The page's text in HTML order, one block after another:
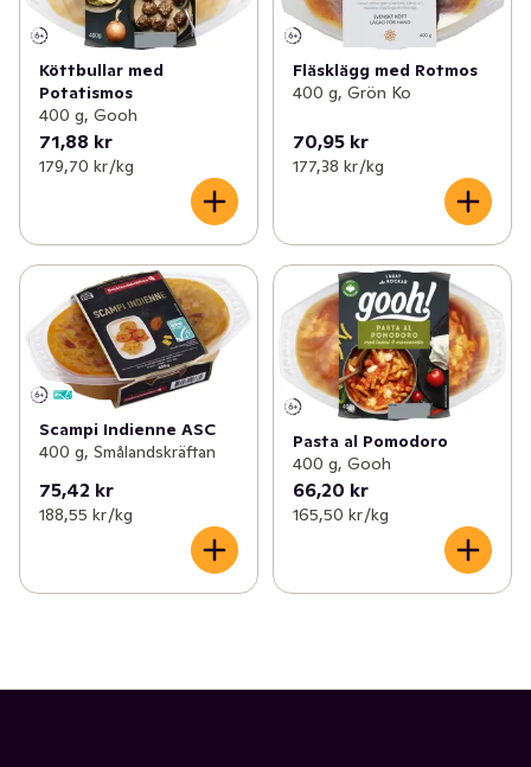
Köttbullar med
Potatismos
400 g, Gooh
71,88 kr
179,70 kr /kg
Fläsklägg med Rotmos
400 g, Grön Ko
70,95 kr
177,38 kr /kg
Scampi Indienne ASC
400 g, Smålandskräftan
75,42 kr
188,55 kr /kg
Pasta al Pomodoro
400 g, Gooh
66,20 kr
165,50 kr /kg